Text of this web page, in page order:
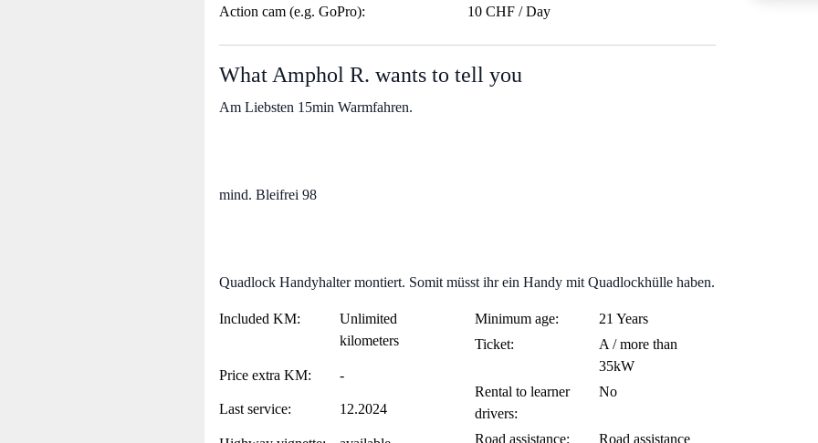
Action cam (e.g. GoPro):
10 CHF / Day
What Amphol R. wants to tell you
Am Liebsten 15min Warmfahren.
mind. Bleifrei 98
Quadlock Handyhalter montiert. Somit müsst ihr ein Handy mit Quadlockhülle haben.
Included KM:
Unlimited
kilometers
Price extra KM: -
Last service: 12.2024
Minimum age:
21 Years
Ticket:
A / more than
35kW
Rental to learner
drivers:
No
Road assistance:
Road assistance